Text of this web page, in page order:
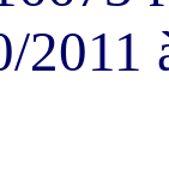
2011